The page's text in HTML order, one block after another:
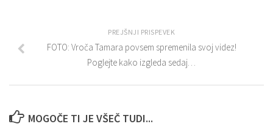
PREJŠNJI PRISPEVEK
FOTO: Vroča Tamara povsem spremenila svoj videz!
Poglejte kako izgleda sedaj…
MOGOČE TI JE VŠEČ TUDI...